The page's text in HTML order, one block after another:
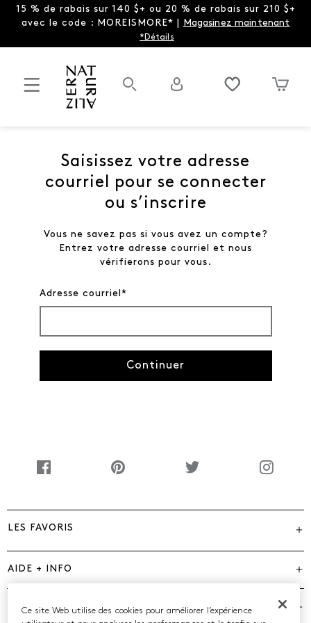
15 % de rabais sur 140 $+ ou 20 % de rabais sur 210 $+
avec le code : MOREISMORE* | Magasinez maintenant
*Détails
Saisissez votre adresse
courriel pour se connecter
ou s’inscrire
Vous ne savez pas si vous avez un compte?
Entrez votre adresse courriel et nous
vérifierons pour vous.
Adresse courriel*
Continuer
LES FAVORIS
AIDE + INFO
MARQUES
Ce site Web utilise des cookies pour améliorer l’expérience